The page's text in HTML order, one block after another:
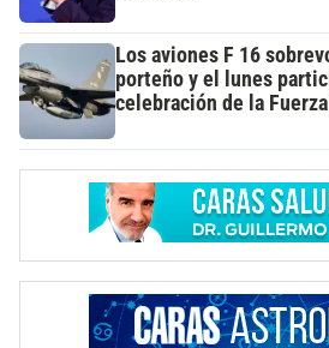
Los aviones F 16
porteño y el lunes
celebración de la